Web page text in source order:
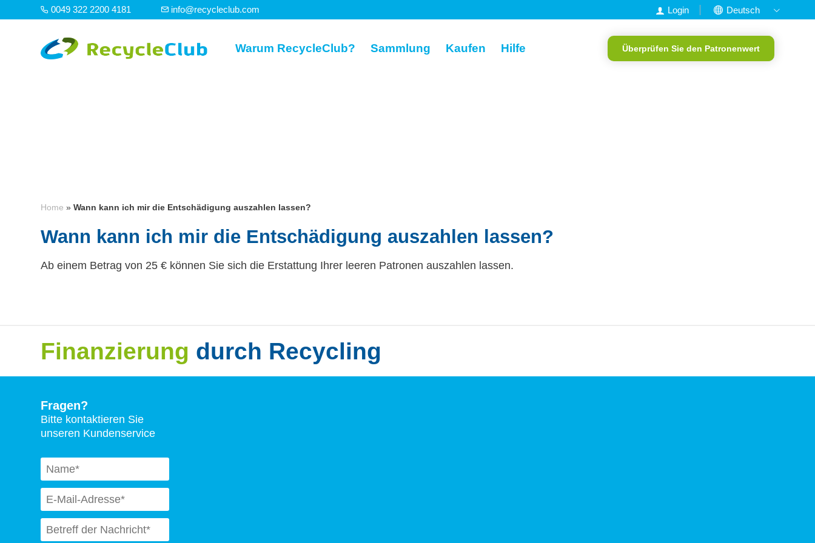
0049 322 2200 4181 info@recycleclub.com Login
Deutsch
English
Warum RecycleClub? Sammlung Kaufen Hilfe Überprüfen Sie den Patronenwert
Home »Wann kann ich mir die Entschädigung auszahlen lassen?
Wann kann ich mir die Entschädigung auszahlen lassen?
Ab einem Betrag von 25 € können Sie sich die Erstattung Ihrer leeren Patronen auszahlen lassen.
Finanzierung durch Recycling
Fragen?
Bitte kontaktieren Sie
unseren Kundenservice
Naam *
Email *
Subject *